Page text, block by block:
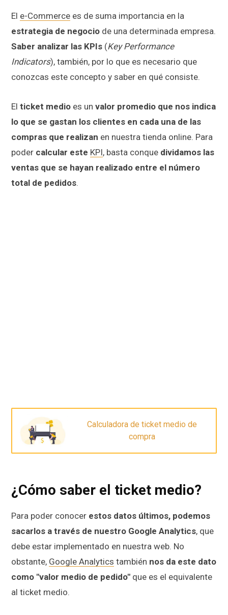
El e-Commerce es de suma importancia en la
estrategia de negocio de una determinada empresa.
Saber analizar las KPIs (Key Performance
Indicators), también, por lo que es necesario que
conozcas este concepto y saber en qué consiste.
El ticket medio es un valor promedio que nos indica
lo que se gastan los clientes en cada una de las
compras que realizan en nuestra tienda online. Para
poder calcular este KPI, basta conque dividamos las
ventas que se hayan realizado entre el número
total de pedidos.
Calculadora de ticket medio de
compra
¿Cómo saber el ticket medio?
Para poder conocer estos datos últimos, podemos
sacarlos a través de nuestro Google Analytics, que
debe estar implementado en nuestra web. No
obstante, Google Analytics también nos da este dato
como "valor medio de pedido" que es el equivalente
al ticket medio.